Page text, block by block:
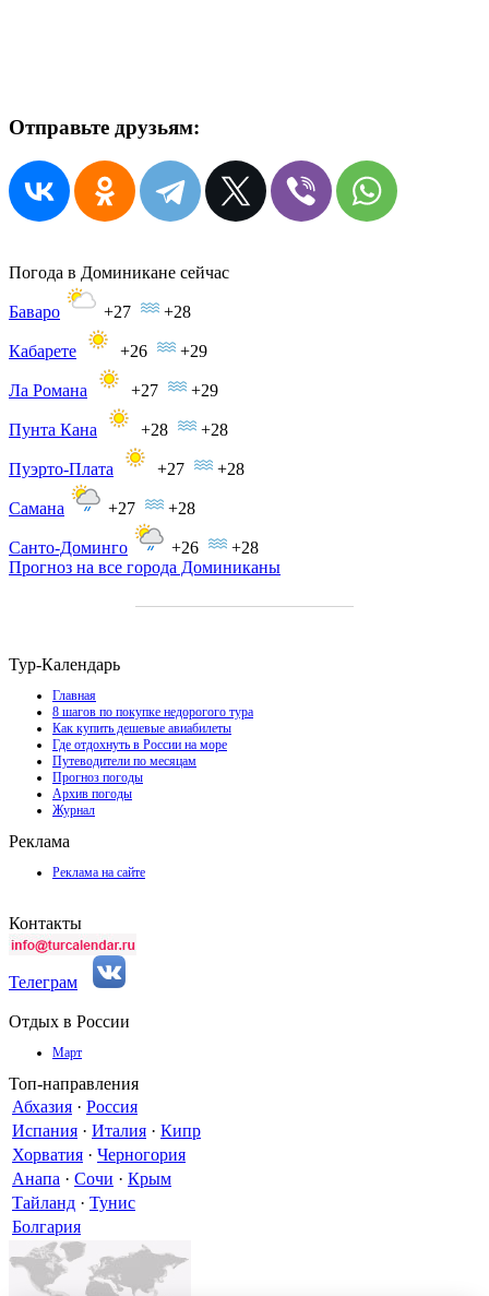
Отправьте друзьям:
Погода в Доминикане сейчас
Баваро +27 +28
Кабарете +26 +29
Ла Романа +27 +29
Пунта Кана +28 +28
Пуэрто-Плата +27 +28
Самана +27 +28
Санто-Доминго +26
+28
Прогноз на все города Доминиканы
Тур-Календарь
Главная
8 шагов по покупке недорогого тура
Как купить дешевые авиабилеты
Где отдохнуть в России на море
Путеводители по месяцам
Прогноз погоды
Архив погоды
Журнал
Реклама
Реклама на сайте
Контакты
Телеграм
Отдых в России
Март
Топ-направления
Абхазия · Россия
Испания · Италия · Кипр
Хорватия · Черногория
Анапа · Сочи · Крым
Тайланд · Тунис
Болгария